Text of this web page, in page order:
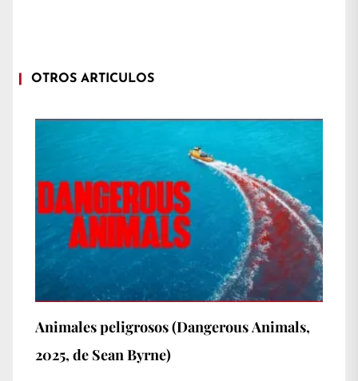
OTROS ARTÍCULOS
Animales peligrosos (Dangerous Animals,
2025, de Sean Byrne)